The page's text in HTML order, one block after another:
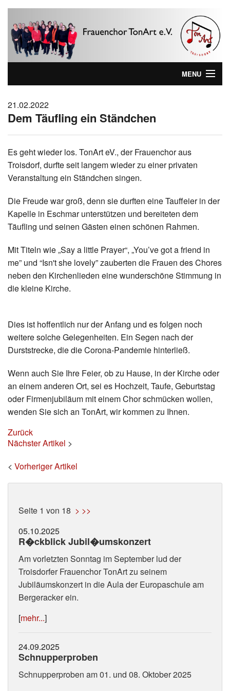
MENU
Wer sind wir ...
Wir kommen zu Ihnen!
Impressum
Datenschutz
21.02.2022
Dem Täufling ein Ständchen
Es geht wieder los. TonArt eV., der Frauenchor aus
Troisdorf, durfte seit langem wieder zu einer privaten
Veranstaltung ein Ständchen singen.
Die Freude war groß, denn sie durften eine Tauffeier in der
Kapelle in Eschmar unterstützen und bereiteten dem
Täufling und seinen Gästen einen schönen Rahmen.
Mit Titeln wie „Say a little Prayer“, „You’ve got a friend in
me” und “Isn't she lovely” zauberten die Frauen des Chores
neben den Kirchenlieden eine wunderschöne Stimmung in
die kleine Kirche.
Dies ist hoffentlich nur der Anfang und es folgen noch
weitere solche Gelegenheiten. Ein Segen nach der
Durststrecke, die die Corona-Pandemie hinterließ.
Wenn auch Sie Ihre Feier, ob zu Hause, in der Kirche oder
an einem anderen Ort, sei es Hochzeit, Taufe, Geburtstag
oder Firmenjubiläum mit einem Chor schmücken wollen,
wenden Sie sich an TonArt, wir kommen zu Ihnen.
Zurück
Nächster Artikel >
< Vorheriger Artikel
Seite 1 von 18 > >>
05.10.2025
R�ckblick Jubil�umskonzert
Am vorletzten Sonntag im September lud der
Troisdorfer Frauenchor TonArt zu seinem
Jubiläumskonzert in die Aula der Europaschule am
Bergeracker ein.
[mehr...]
24.09.2025
Schnupperproben
Schnupperproben am 01. und 08. Oktober 2025